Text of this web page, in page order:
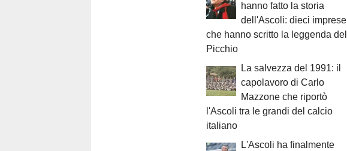
hanno fatto la storia
dell'Ascoli: dieci imprese
che hanno scritto la leggenda del
Picchio
La salvezza del 1991: il
capolavoro di Carlo
Mazzone che riportò
l'Ascoli tra le grandi del calcio
italiano
L'Ascoli ha finalmente